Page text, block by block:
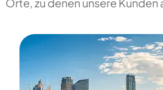
Orte, zu denen unsere Kunden